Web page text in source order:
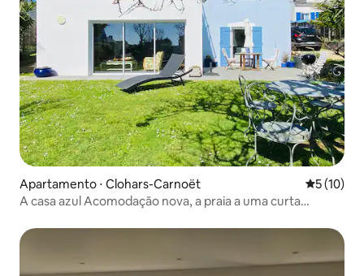
Apartamento ⋅ Clohars-Carnoët 5 de uma
5 (10)
A casa azul Acomodação nova, a praia a uma curta